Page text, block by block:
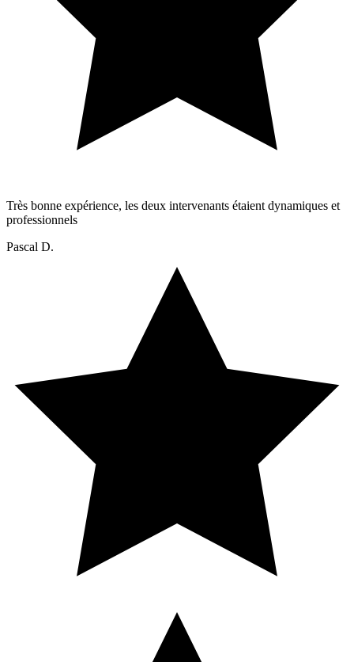
Très bonne expérience, les deux intervenants étaient dynamiques et
professionnels
Pascal D.